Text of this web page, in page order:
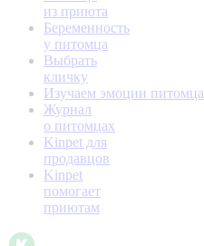
из приюта
Беременность
у питомца
Выбрать
кличку
Изучаем эмоции питомца
Журнал
о питомцах
Kinpet для
продавцов
Kinpet
помогает
приютам